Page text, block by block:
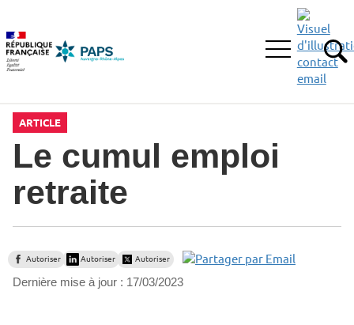
la
recherche
menu
principal,
contenu
Ouvrir
ARTICLE
Le cumul emploi
retraite
Autoriser Autoriser Autoriser
Dernière mise à jour : 17/03/2023